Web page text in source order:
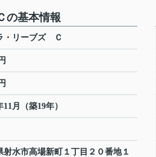
の基本情報
・リーブズ Ｃ
11月（築19年）
射水市高場新町 １丁目２０番地１